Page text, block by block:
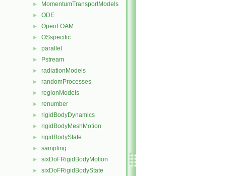
► MomentumTransportModels
► ODE
► OpenFOAM
► OSspecific
► parallel
► Pstream
► radiationModels
► randomProcesses
► regionModels
► renumber
► rigidBodyDynamics
► rigidBodyMeshMotion
► rigidBodyState
► sampling
► sixDoFRigidBodyMotion
► sixDoFRigidBodyState